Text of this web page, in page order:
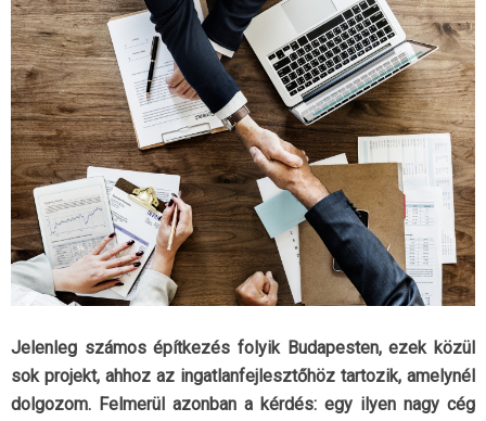
Jelenleg számos építkezés folyik Budapesten, ezek közül
sok projekt, ahhoz az ingatlanfejlesztőhöz tartozik, amelynél
dolgozom. Felmerül azonban a kérdés: egy ilyen nagy cég